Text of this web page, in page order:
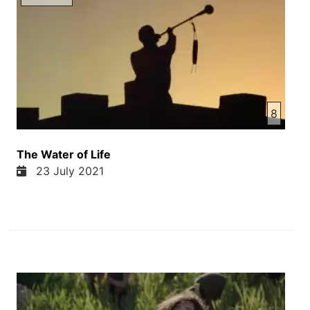
قندار ای را داخل موتر یا ماشین میشانند و بروی از او
سلی میزنند و بعد از او هم او را میکشند. و هشمت بهزاد
در روزنامه هشت صبح تحت انوان در سایه مرگ روایت
یک روز حضور در مناطق تحت کنترول طالبان میویست
و میگه سوال های از کجا هستی، تسکره داری، تلفن
کلان داری، کجا میری؟ پرسش های تکراری و اساسی
طالبان است. یعنی ببینین طالبان چی سوال میکنند،
میگن از کجا هستی، یعنی از کدام منطقه هستی، ملیت
چی است و مربوط کدام منطقه هستی، دوام تسکره
داری یعنی اگر تسکره دولت ها یا تسکراهایی که نو آمده
الكترونی که داشته باشند و همچنان میگه تلفن کلان
صحبت میکنند. مردم میگوین بیشتر جنگ جوان این گروه
از پنجاب، پاکستان و ازبیکستان هستند. طالبان در
8
The Water of Life
23 July 2021